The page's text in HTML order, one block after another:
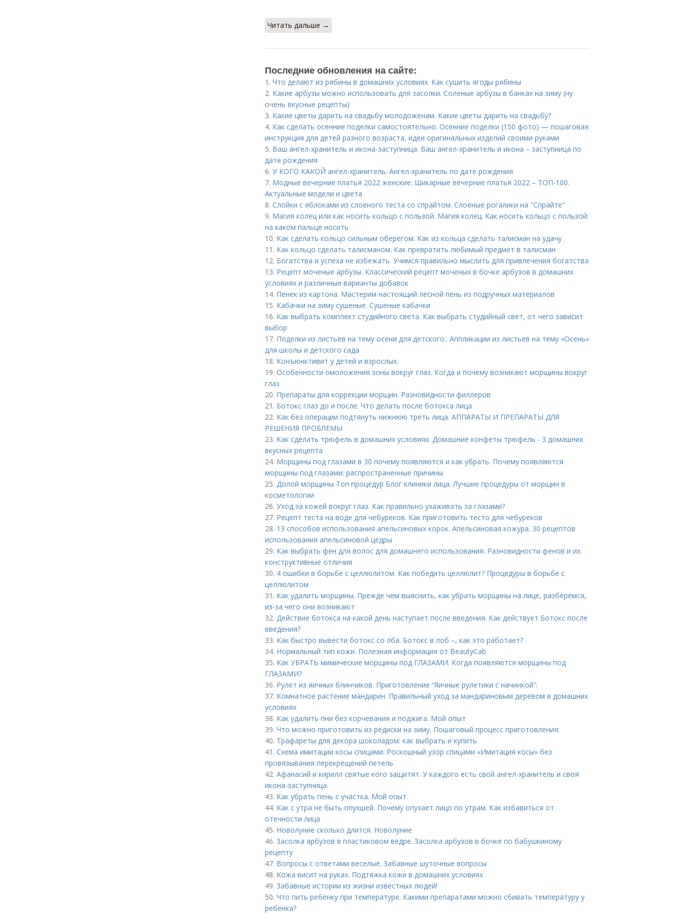
Читать дальше →
Последние обновления на сайте:
1. Что делают из рябины в домашних условиях. Как сушить ягоды рябины
2. Какие арбузы можно использовать для засолки. Соленые арбузы в банках на зиму (ну
очень вкусные рецепты)
3. Какие цветы дарить на свадьбу молодоженам. Какие цветы дарить на свадьбу?
4. Как сделать осенние поделки самостоятельно. Осенние поделки (150 фото) — пошаговая
инструкция для детей разного возраста, идеи оригинальных изделий своими руками
5. Ваш ангел-хранитель и икона-заступница. Ваш ангел-хранитель и икона – заступница по
дате рождения
6. У КОГО КАКОЙ ангел-хранитель. Ангел-хранитель по дате рождения
7. Модные вечерние платья 2022 женские. Шикарные вечерние платья 2022 – ТОП-100.
Актуальные модели и цвета
8. Слойки с яблоками из слоеного теста со спрайтом. Слоёные рогалики на "Спрайте"
9. Магия колец или как носить кольцо с пользой. Магия колец. Как носить кольцо с пользой:
на каком пальце носить
10. Как сделать кольцо сильным оберегом. Как из кольца сделать талисман на удачу
11. Как кольцо сделать талисманом. Как превратить любимый предмет в талисман
12. Богатства и успеха не избежать. Учимся правильно мыслить для привлечения богатства
13. Рецепт моченые арбузы. Классический рецепт моченых в бочке арбузов в домашних
условиях и различные варианты добавок
14. Пенек из картона. Мастерим настоящий лесной пень из подручных материалов
15. Кабачки на зиму сушеные. Сушеные кабачки
16. Как выбрать комплект студийного света. Как выбрать студийный свет, от чего зависит
выбор
17. Поделки из листьев на тему осени для детского.. Аппликации из листьев на тему «Осень»
для школы и детского сада
18. Конъюнктивит у детей и взрослых.
19. Особенности омоложения зоны вокруг глаз. Когда и почему возникают морщины вокруг
глаз
20. Препараты для коррекции морщин. Разновидности филлеров
21. Ботокс глаз до и после. Что делать после ботокса лица
22. Как без операции подтянуть нижнюю треть лица. АППАРАТЫ И ПРЕПАРАТЫ ДЛЯ
РЕШЕНИЯ ПРОБЛЕМЫ
23. Как сделать трюфель в домашних условиях. Домашние конфеты трюфель - 3 домашних
вкусных рецепта
24. Морщины под глазами в 30 почему появляются и как убрать. Почему появляются
морщины под глазами: распространенные причины
25. Долой морщины Топ процедур Блог клиники лица. Лучшие процедуры от морщин в
косметологии
26. Уход за кожей вокруг глаз. Как правильно ухаживать за глазами?
27. Рецепт теста на воде для чебуреков. Как приготовить тесто для чебуреков
28. 13 способов использования апельсиновых корок. Апельсиновая кожура. 30 рецептов
использования апельсиновой цедры
29. Как выбрать фен для волос для домашнего использования. Разновидности фенов и их
конструктивные отличия
30. 4 ошибки в борьбе с целлюлитом. Как победить целлюлит? Процедуры в борьбе с
целлюлитом
31. Как удалить морщины. Прежде чем выяснить, как убрать морщины на лице, разберёмся,
из-за чего они возникают
32. Действие ботокса на какой день наступает после введения. Как действует Ботокс после
введения?
33. Как быстро вывести ботокс со лба. Ботокс в лоб –, как это работает?
34. Нормальный тип кожи. Полезная информация от BeautyCab
35. Как УБРАТЬ мимические морщины под ГЛАЗАМИ. Когда появляются морщины под
ГЛАЗАМИ?
36. Рулет из яичных блинчиков. Приготовление “Яичные рулетики с начинкой”:
37. Комнатное растение мандарин. Правильный уход за мандариновым деревом в домашних
условиях
38. Как удалить пни без корчевания и поджига. Мой опыт
39. Что можно приготовить из редиски на зиму. Пошаговый процесс приготовления:
40. Трафареты для декора шоколадом: как выбрать и купить
41. Схема имитации косы спицами. Роскошный узор спицами «Имитация косы» без
провязывания перекрещений петель
42. Афанасий и кирилл святые кого защитят. У каждого есть свой ангел-хранитель и своя
икона-заступница.
43. Как убрать пень с участка. Мой опыт
44. Как с утра не быть опухшей. Почему опухает лицо по утрам. Как избавиться от
отечности лица
45. Новолуние сколько длится. Новолуние
46. Засолка арбузов в пластиковом ведре. Засолка арбузов в бочке по бабушкиному
рецепту
47. Вопросы с ответами веселые. Забавные шуточные вопросы
48. Кожа висит на руках. Подтяжка кожи в домашних условиях
49. Забавные истории из жизни известных людей!
50. Что пить ребенку при температуре. Какими препаратами можно сбивать температуру у
ребенка?